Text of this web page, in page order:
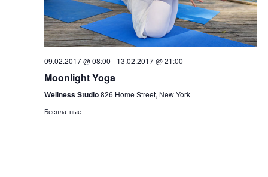
09.02.2017 @ 08:00 - 13.02.2017 @ 21:00
Moonlight Yoga
Wellness Studio826 Home Street, New York
Бесплатные